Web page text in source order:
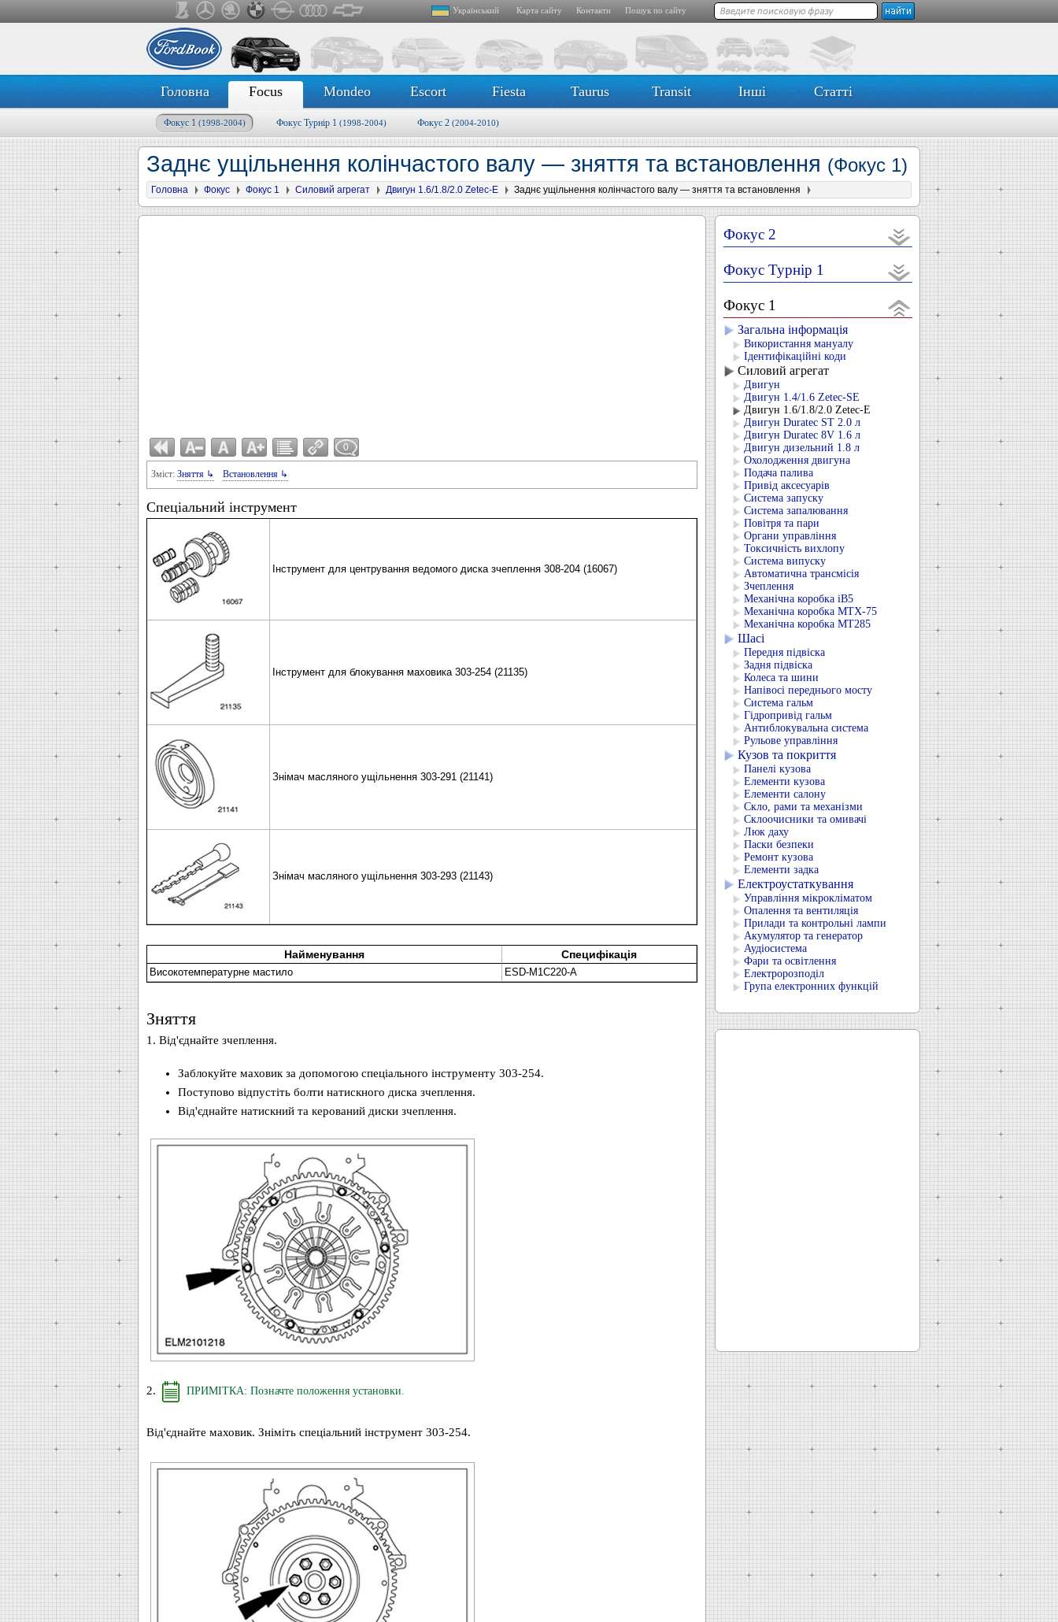
Український Карта сайту Контакти Пошук по сайту
Головна Focus Mondeo Escort Fiesta Taurus Transit Інші Статті
Фокус 1 (1998-2004) Фокус Турнір 1 (1998-2004) Фокус 2 (2004-2010)
Заднє ущільнення колінчастого валу — зняття та встановлення (Фокус 1)
Головна Фокус Фокус 1 Силовий агрегат Двигун 1.6/1.8/2.0 Zetec-E Заднє ущільнення колінчастого валу — зняття та встановлення
0
Зміст: Зняття ↳ Встановлення ↳
Спеціальний інструмент
Інструмент для центрування ведомого диска зчеплення 308-204 (16067)
Інструмент для блокування маховика 303-254 (21135)
Знімач масляного ущільнення 303-291 (21141)
Знімач масляного ущільнення 303-293 (21143)
Найменування Специфікація
Високотемпературне мастило ESD-M1C220-A
Зняття
1. Від'єднайте зчеплення.
Заблокуйте маховик за допомогою спеціального інструменту 303-254.
Поступово відпустіть болти натискного диска зчеплення.
Від'єднайте натискний та керований диски зчеплення.
2. ПРИМІТКА: Позначте положення установки.
Від'єднайте маховик. Зніміть спеціальний інструмент 303-254.
Фокус 2
Фокус Турнір 1
Фокус 1
Загальна інформація
Використання мануалу
Ідентифікаційні коди
Силовий агрегат
Двигун
Двигун 1.4/1.6 Zetec-SE
Двигун 1.6/1.8/2.0 Zetec-E
Двигун Duratec ST 2.0 л
Двигун Duratec 8V 1.6 л
Двигун дизельний 1.8 л
Охолодження двигуна
Подача палива
Привід аксесуарів
Система запуску
Система запалювання
Повітря та пари
Органи управління
Токсичність вихлопу
Система випуску
Автоматична трансмісія
Зчеплення
Механічна коробка iB5
Механічна коробка MTX-75
Механічна коробка MT285
Шасі
Передня підвіска
Задня підвіска
Колеса та шини
Напівосі переднього мосту
Система гальм
Гідропривід гальм
Антиблокувальна система
Рульове управління
Кузов та покриття
Панелі кузова
Елементи кузова
Елементи салону
Скло, рами та механізми
Склоочисники та омивачі
Люк даху
Паски безпеки
Ремонт кузова
Елементи задка
Електроустаткування
Управління мікрокліматом
Опалення та вентиляція
Прилади та контрольні лампи
Акумулятор та генератор
Аудіосистема
Фари та освітлення
Електророзподіл
Група електронних функцій